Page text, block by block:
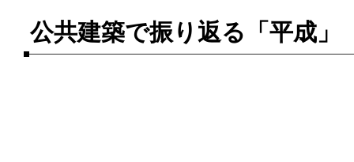
公共建築で振り返る「平成」